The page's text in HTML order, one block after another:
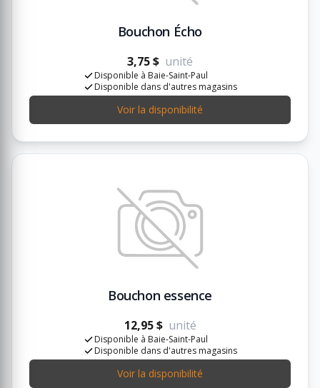
Bouchon Écho
3,75 $ unité
Disponible à Baie-Saint-Paul
Disponible dans d'autres magasins
Voir la disponibilité
Bouchon essence
12,95 $ unité
Disponible à Baie-Saint-Paul
Disponible dans d'autres magasins
Voir la disponibilité